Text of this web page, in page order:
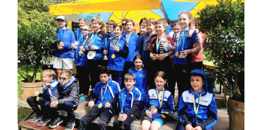
grösseres
Bild